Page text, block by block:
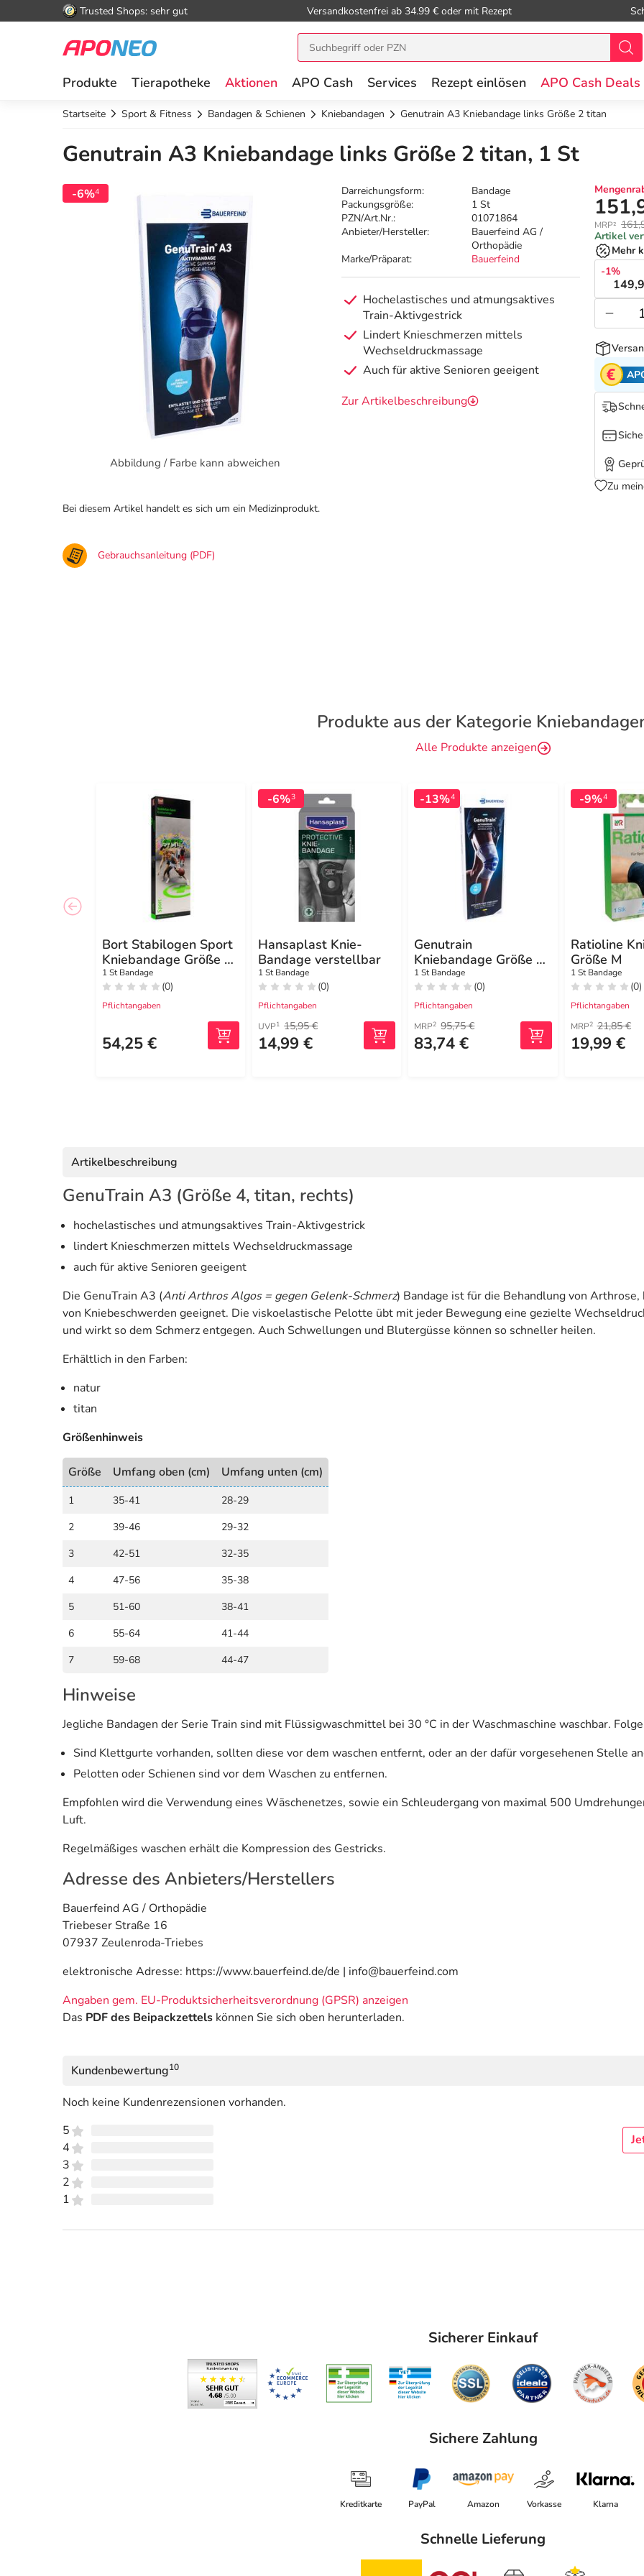
Trusted Shops: sehr gut Versandkostenfrei ab 34.99 € oder mit Rezept
Produkte Tierapotheke Aktionen APO Cash Services Rezept einlösen APO Cash Deals
Startseite Sport & Fitness Bandagen & Schienen Kniebandagen Genutrain A3 Kniebandage links Größe 2 titan
Genutrain A3 Kniebandage links Größe 2 titan, 1 St
-6%4
Abbildung / Farbe kann abweichen
Darreichungsform:
Bandage
Packungsgröße:
1 St
PZN/Art.Nr.:
01071864
Anbieter/Hersteller:
Bauerfeind AG /
Orthopädie
Marke/Präparat:
Bauerfeind
Hochelastisches und atmungsaktives
Train-Aktivgestrick
Lindert Knieschmerzen mittels
Wechseldruckmassage
Auch für aktive Senioren geeigent
Zur Artikelbeschreibung
MRP²
Artikel
Mehr
-1%
Zu
Bei diesem Artikel handelt es sich um ein Medizinprodukt.
Gebrauchsanleitung (PDF)
Produkte aus der Kategorie
Alle Produkte anzeigen
Bort Stabilogen Sport
Kniebandage Größe 3
schw / grün
1 St Bandage
(0)
Pflichtangaben
54,25 €
-6%3
Hansaplast Knie-
Bandage verstellbar
1 St Bandage
(0)
Pflichtangaben
UVP1 15,95 €
14,99 €
-13%4
Genutrain
Kniebandage Größe 3
titan
1 St Bandage
(0)
Pflichtangaben
MRP2 95,75 €
83,74 €
-9%4
Ratioline
Größe M
1 St Bandage
(0)
Pflichtangaben
MRP2 21,85 €
19,99 €
Artikelbeschreibung
GenuTrain A3 (Größe 4, titan, rechts)
hochelastisches und atmungsaktives Train-Aktivgestrick
lindert Knieschmerzen mittels Wechseldruckmassage
auch für aktive Senioren geeigent
Die GenuTrain A3 (Anti Arthros Algos = gegen Gelenk-Schmerz) Bandage ist für die Behandlung von
von Kniebeschwerden geeignet. Die viskoelastische Pelotte übt mit jeder Bewegung eine gezielte
und wirkt so dem Schmerz entgegen. Auch Schwellungen und Blutergüsse können so schneller heilen.
Erhältlich in den Farben:
natur
titan
Größenhinweis
Größe Umfang oben (cm) Umfang unten (cm)
1 35-41
28-29
2
39-46
29-32
3
42-51
32-35
4
47-56
35-38
5
51-60
38-41
6
55-64
41-44
7
59-68 44-47
Hinweise
Jegliche Bandagen der Serie Train sind mit Flüssigwaschmittel bei 30 °C in der Waschmaschine waschbar.
Sind Klettgurte vorhanden, sollten diese vor dem waschen entfernt, oder an der dafür vorgesehenen Stelle
Pelotten oder Schienen sind vor dem Waschen zu entfernen.
Empfohlen wird die Verwendung eines Wäschenetzes, sowie ein Schleudergang von maximal 500
Luft.
Regelmäßiges waschen erhält die Kompression des Gestricks.
Adresse des Anbieters/Herstellers
Bauerfeind AG / Orthopädie
Triebeser Straße 16
07937 Zeulenroda-Triebes
elektronische Adresse: https://www.bauerfeind.de/de | info@bauerfeind.com
Angaben gem. EU-Produktsicherheitsverordnung (GPSR) anzeigen
Das PDF des Beipackzettels können Sie sich oben herunterladen.
Kundenbewertung10
Noch keine Kundenrezensionen vorhanden.
5
4
3
2
1
Sicherer Einkauf
Sichere Zahlung
Kreditkarte PayPal Amazon Vorkasse Klarna
Schnelle Lieferung